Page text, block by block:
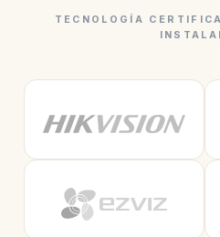
TECNOLOGÍA